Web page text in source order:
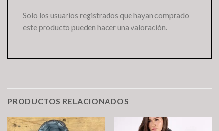
Solo los usuarios registrados que hayan comprado
este producto pueden hacer una valoración.
PRODUCTOS RELACIONADOS